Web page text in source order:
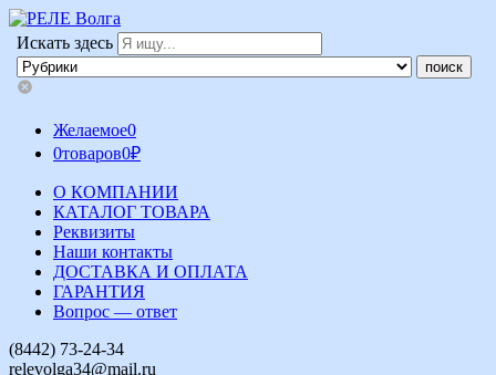
Искать здесь
Желаемое0
0товаров0₽
О КОМПАНИИ
КАТАЛОГ ТОВАРА
Реквизиты
Наши контакты
ДОСТАВКА И ОПЛАТА
ГАРАНТИЯ
Вопрос — ответ
(8442) 73-24-34
relevolga34@mail.ru